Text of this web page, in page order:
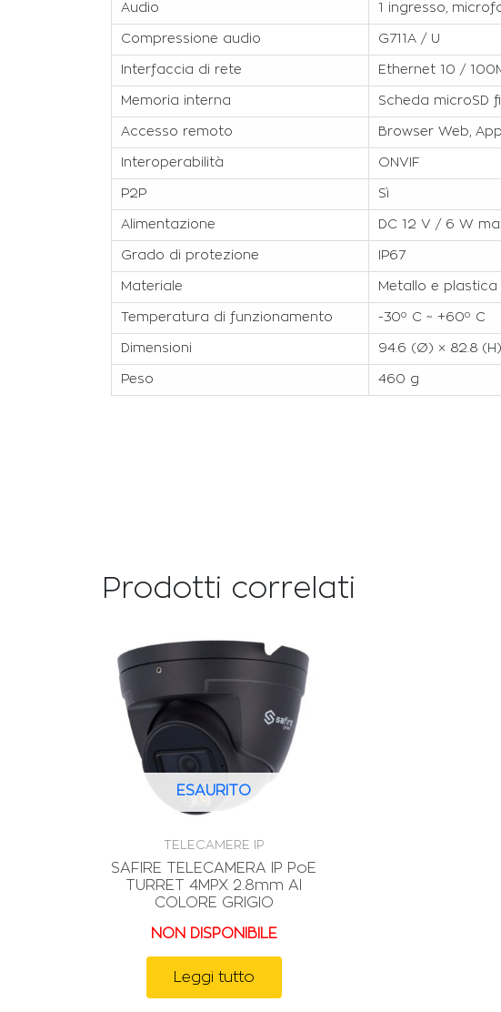
Audio 1 ingresso,
Compressione audio G711A / U
Interfaccia di rete Ethernet 10 /
Memoria interna Scheda microSD
Accesso remoto Browser Web,
Interoperabilità ONVIF
P2P Sì
Alimentazione DC 12 V / 6 W
Grado di protezione IP67
Materiale Metallo e plastica
Temperatura di funzionamento -30º C ~ +60º C
Dimensioni 94.6 (Ø) × 82.8
Peso 460 g
Prodotti correlati
ESAURITO
TELECAMERE IP
SAFIRE TELECAMERA IP PoE
TURRET 4MPX 2.8mm AI
COLORE GRIGIO
NON DISPONIBILE
Leggi tutto